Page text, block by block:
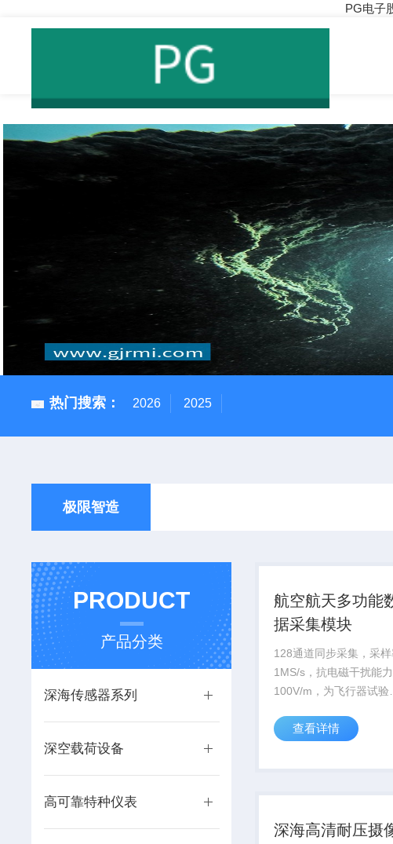
PG电子
热门搜索： 2026 2025
极限智造
PRODUCT
产品分类
深海传感器系列
深空载荷设备
高可靠特种仪表
航空航天多功能
据采集模块
128通道同步采集，采样
1MS/s，抗电磁干扰能
100V/m，为飞行器试验
查看详情
深海高清耐压摄